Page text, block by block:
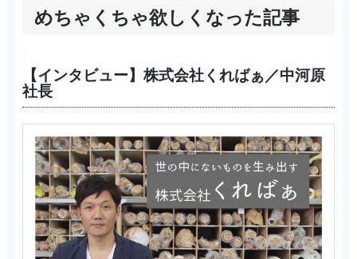
めちゃくちゃ欲しくなった記事
【インタビュー】株式会社くればぁ／中河原
社長